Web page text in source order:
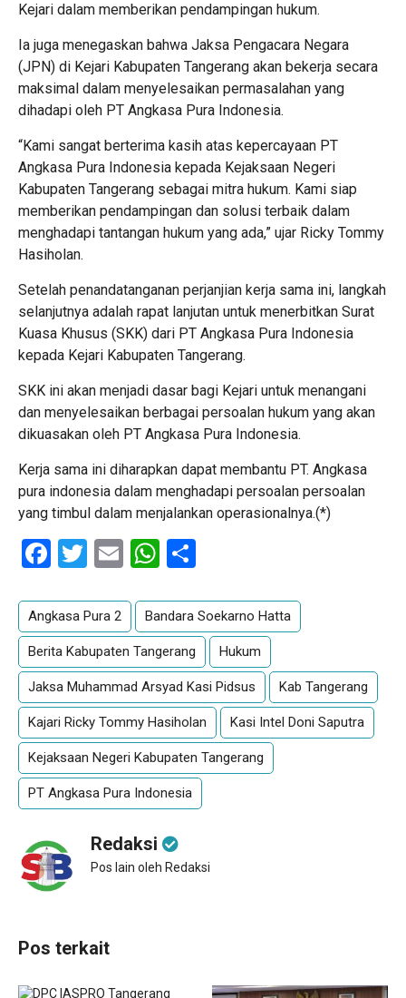
Kejari dalam memberikan pendampingan hukum.
Ia juga menegaskan bahwa Jaksa Pengacara Negara
(JPN) di Kejari Kabupaten Tangerang akan bekerja secara
maksimal dalam menyelesaikan permasalahan yang
dihadapi oleh PT Angkasa Pura Indonesia.
“Kami sangat berterima kasih atas kepercayaan PT
Angkasa Pura Indonesia kepada Kejaksaan Negeri
Kabupaten Tangerang sebagai mitra hukum. Kami siap
memberikan pendampingan dan solusi terbaik dalam
menghadapi tantangan hukum yang ada,” ujar Ricky Tommy
Hasiholan.
Setelah penandatanganan perjanjian kerja sama ini, langkah
selanjutnya adalah rapat lanjutan untuk menerbitkan Surat
Kuasa Khusus (SKK) dari PT Angkasa Pura Indonesia
kepada Kejari Kabupaten Tangerang.
SKK ini akan menjadi dasar bagi Kejari untuk menangani
dan menyelesaikan berbagai persoalan hukum yang akan
dikuasakan oleh PT Angkasa Pura Indonesia.
Kerja sama ini diharapkan dapat membantu PT. Angkasa
pura indonesia dalam menghadapi persoalan persoalan
yang timbul dalam menjalankan operasionalnya.(*)
Facebook
Twitter
EmailWhatsApp
Angkasa Pura 2 Bandara Soekarno Hatta
Berita Kabupaten Tangerang Hukum
Jaksa Muhammad Arsyad Kasi Pidsus Kab Tangerang
Kajari Ricky Tommy Hasiholan Kasi Intel Doni Saputra
Kejaksaan Negeri Kabupaten Tangerang
PT Angkasa Pura Indonesia
Redaksi
Pos lain oleh Redaksi
Pos terkait